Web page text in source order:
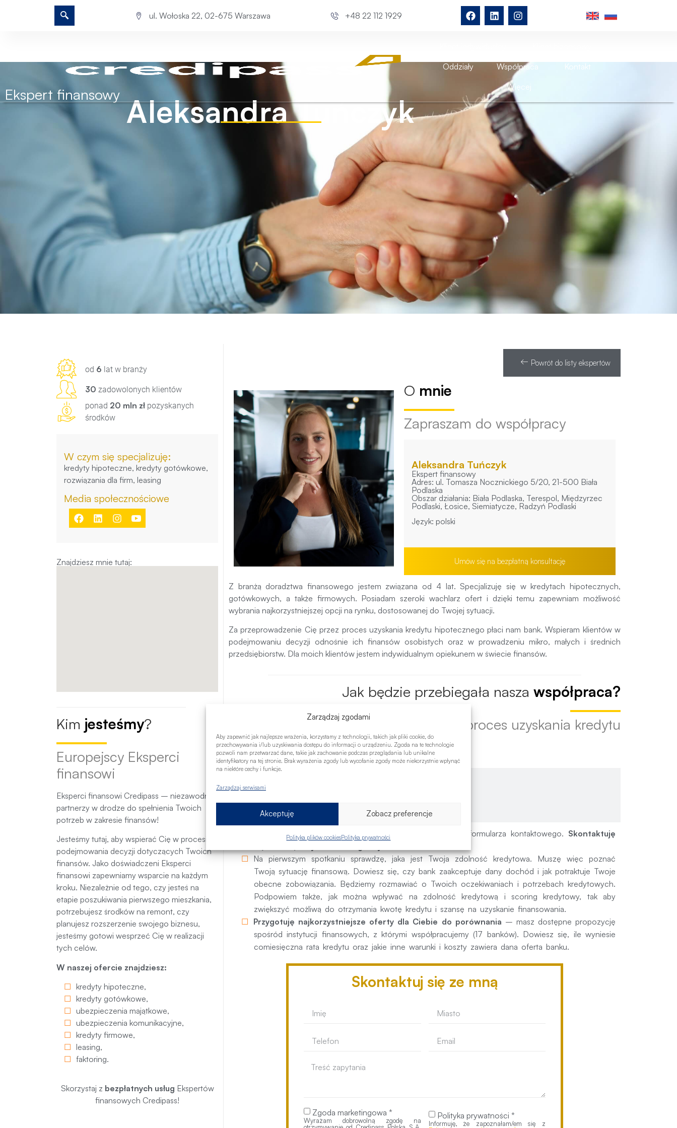
Zarządzaj zgodami
Aby zapewnić jak najlepsze wrażenia, korzystamy z technologii, takich jak pliki cookie, do
przechowywania i/lub uzyskiwania dostępu do informacji o urządzeniu. Zgoda na te technologie
pozwoli nam przetwarzać dane, takie jak zachowanie podczas przeglądania lub unikalne
identyfikatory na tej stronie. Brak wyrażenia zgody lub wycofanie zgody może niekorzystnie wpłynąć
na niektóre cechy i funkcje.
Zarządzaj serwisami
Akceptuję Zobacz preferencje
Polityka plików cookiesPolityka prywatności
ul. Wołoska 22, 02-675 Warszawa +48 22 112 1929
Oddziały
Współpraca
Kontakt
Więcej
Ekspert finansowy Aleksandra Tuńczyk
od 6 lat w branży
30 zadowolonych klientów
ponad 20 mln zł pozyskanych
środków
W czym się specjalizuję:
kredyty hipoteczne, kredyty gotówkowe,
rozwiązania dla firm, leasing
Media społecznościowe
Znajdziesz mnie tutaj:
Kim jesteśmy?
Europejscy Eksperci
finansowi
Eksperci finansowi Credipass – niezawodni
partnerzy w drodze do spełnienia Twoich
potrzeb w zakresie finansów!
Jesteśmy tutaj, aby wspierać Cię w procesie
podejmowania decyzji dotyczących Twoich
finansów. Jako doświadczeni Eksperci
finansowi zapewniamy wsparcie na każdym
kroku. Niezależnie od tego, czy jesteś na
etapie poszukiwania pierwszego mieszkania,
potrzebujesz środków na remont, czy
planujesz rozszerzenie swojego biznesu,
jesteśmy gotowi wesprzeć Cię w realizacji
tych celów.
W naszej ofercie znajdziesz:
kredyty hipoteczne,
kredyty gotówkowe,
ubezpieczenia majątkowe,
ubezpieczenia komunikacyjne,
kredyty firmowe,
leasing,
faktoring.
Skorzystaj z bezpłatnych usług Ekspertów
finansowych Credipass!
Powrót do listy ekspertów
O mnie
Zapraszam do współpracy
Aleksandra Tuńczyk
Ekspert finansowy
Adres: ul. Tomasza Nocznickiego 5/20, 21-500 Biała
Podlaska
Obszar działania: Biała Podlaska, Terespol, Międzyrzec
Podlaski, Łosice, Siemiatycze, Radzyń Podlaski
Język: polski
Umów się na bezpłatną konsultację
Z branżą doradztwa finansowego jestem związana od 4 lat. Specjalizuję się w kredytach hipotecznych,
gotówkowych, a także firmowych. Posiadam szeroki wachlarz ofert i dzięki temu zapewniam możliwość
wybrania najkorzystniejszej opcji na rynku, dostosowanej do Twojej sytuacji.
Za przeprowadzenie Cię przez proces uzyskania kredytu hipotecznego płaci nam bank. Wspieram klientów w
podejmowaniu decyzji odnośnie ich finansów osobistych oraz w prowadzeniu mikro, małych i średnich
przedsiębiorstw. Dla moich klientów jestem indywidualnym opiekunem w świecie finansów.
Jak będzie przebiegała nasza współpraca?
Sprawnie przejdziemy przez proces uzyskania kredytu
1. Pierwsze spotkanie
3. Podpisanie umowy
Umów się ze mną na bezpłatne spotkanie. Skorzystaj z formularza kontaktowego. Skontaktuję
Na pierwszym spotkaniu sprawdzę, jaka jest Twoja zdolność kredytowa. Muszę więc poznać
Twoją sytuację finansową. Dowiesz się, czy bank zaakceptuje dany dochód i jak potraktuje Twoje
obecne zobowiązania. Będziemy rozmawiać o Twoich oczekiwaniach i potrzebach kredytowych.
Podpowiem także, jak można wpływać na zdolność kredytową i scoring kredytowy, tak aby
zwiększyć możliwą do otrzymania kwotę kredytu i szansę na uzyskanie finansowania.
Przygotuję najkorzystniejsze oferty dla Ciebie do porównania – masz dostępne propozycję
spośród instytucji finansowych, z którymi współpracujemy (17 banków). Dowiesz się, ile wyniesie
comiesięczna rata kredytu oraz jakie inne warunki i koszty zawiera dana oferta banku.
Skontaktuj się ze mną
Zgoda marketingowa *
Wyrażam dobrowolną zgodę na
Polityka prywatności *
Informuję, że zapoznałam/em się z